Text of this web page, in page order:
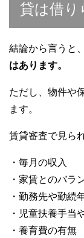
貸は借り
結論から言うと、
はあります。
ただし、物件や
ます。
賃貸審査で見ら
・毎月の収入
・家賃とのバラ
・勤務先や勤続
・児童扶養手当
・養育費の有無